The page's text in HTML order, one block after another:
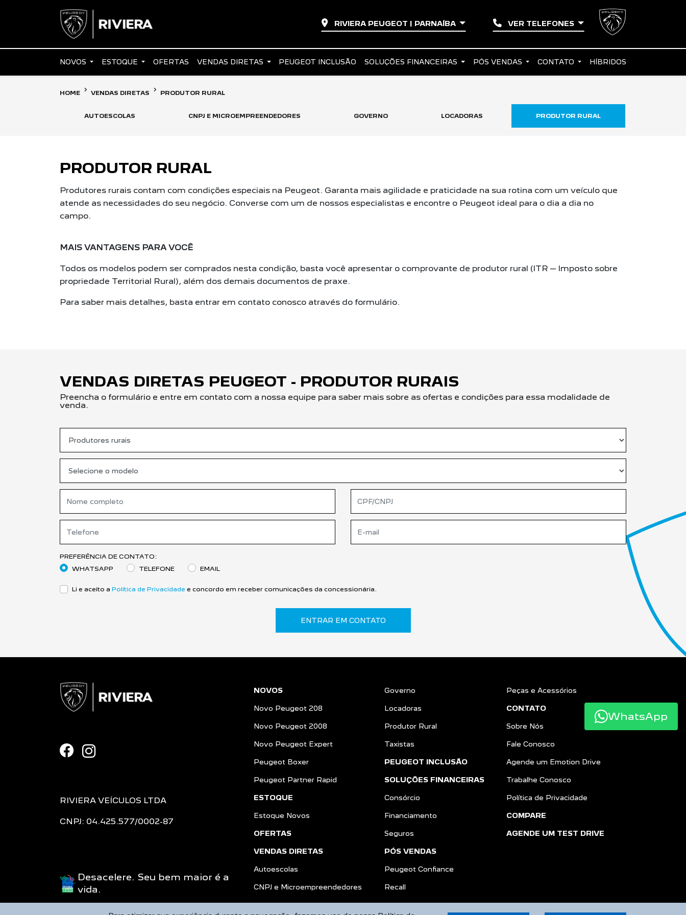
RIVIERA PEUGEOT | PARNAÍBA VER TELEFONES
NOVOS ESTOQUE OFERTAS VENDAS DIRETAS PEUGEOT INCLUSÃO SOLUÇÕES FINANCEIRAS PÓS VENDAS CONTATO HÍBRIDOS
HOME VENDAS DIRETAS PRODUTOR RURAL
AUTOESCOLAS CNPJ E MICROEMPREENDEDORES GOVERNO LOCADORAS PRODUTOR RURAL
PRODUTOR RURAL
Produtores rurais contam com condições especiais na Peugeot. Garanta mais agilidade e praticidade na sua rotina com um veículo que
atende as necessidades do seu negócio. Converse com um de nossos especialistas e encontre o Peugeot ideal para o dia a dia no
campo.
MAIS VANTAGENS PARA VOCÊ
Todos os modelos podem ser comprados nesta condição, basta você apresentar o comprovante de produtor rural (ITR – Imposto sobre
propriedade Territorial Rural), além dos demais documentos de praxe.
Para saber mais detalhes, basta entrar em contato conosco através do formulário.
VENDAS DIRETAS PEUGEOT - PRODUTOR RURAIS
Preencha o formulário e entre em contato com a nossa equipe para saber mais sobre as ofertas e condições para essa modalidade de
venda.
PREFERÊNCIA DE CONTATO:
WHATSAPP
TELEFONE EMAIL
Li e aceito a Política de Privacidade e concordo em receber comunicações da concessionária.
ENTRAR EM CONTATO
RIVIERA VEÍCULOS LTDA
CNPJ: 04.425.577/0002-87
Desacelere. Seu bem maior é a
vida.
NOVOS
Novo Peugeot 208
Novo Peugeot 2008
Novo Peugeot Expert
Peugeot Boxer
Peugeot Partner Rapid
ESTOQUE
Estoque Novos
OFERTAS
VENDAS DIRETAS
Autoescolas
CNPJ e Microempreendedores
Governo
Locadoras
Produtor Rural
Taxistas
PEUGEOT INCLUSÃO
SOLUÇÕES FINANCEIRAS
Consórcio
Financiamento
Seguros
PÓS VENDAS
Peugeot Confiance
Recall
Peças e Acessórios
CONTATO
Sobre Nós
Fale Conosco
Agende um Emotion Drive
Trabalhe Conosco
Política de Privacidade
COMPARE
AGENDE UM TEST DRIVE
WhatsApp